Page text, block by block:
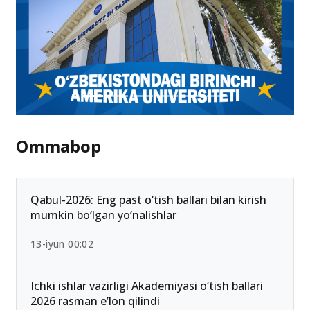
Ommabop
Qabul-2026: Eng past o‘tish ballari bilan kirish
mumkin bo‘lgan yo‘nalishlar
13-iyun 00:02
Ichki ishlar vazirligi Akademiyasi o‘tish ballari
2026 rasman e’lon qilindi